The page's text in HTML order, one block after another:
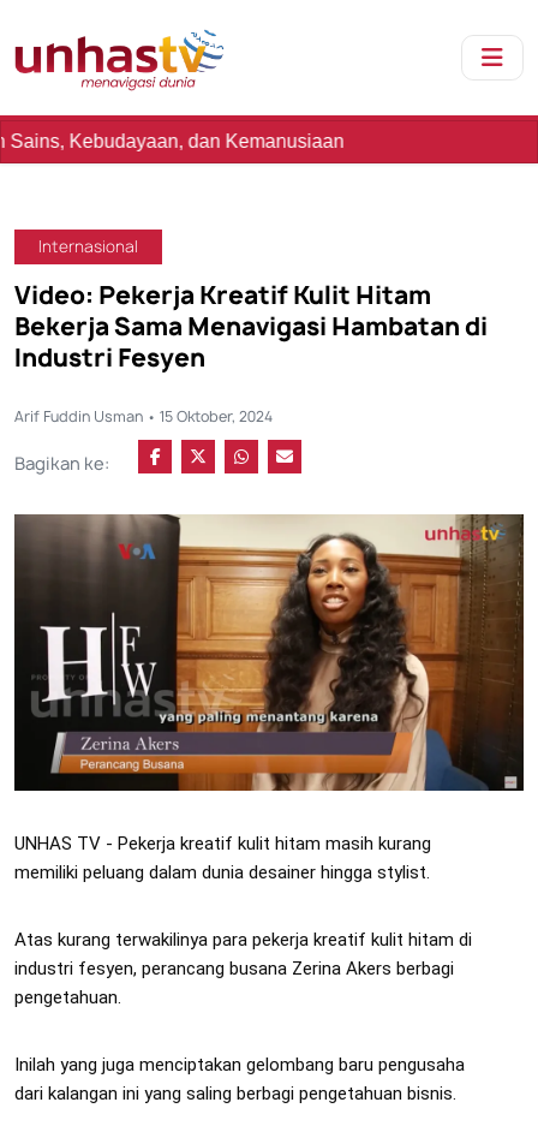
dan Kemanusiaan
Internasional
Video: Pekerja Kreatif Kulit Hitam
Bekerja Sama Menavigasi Hambatan di
Industri Fesyen
Arif Fuddin Usman • 15 Oktober, 2024
Bagikan ke:
UNHAS TV - Pekerja kreatif kulit hitam masih kurang
memiliki peluang dalam dunia desainer hingga stylist.
Atas kurang terwakilinya para pekerja kreatif kulit hitam di
industri fesyen, perancang busana Zerina Akers berbagi
pengetahuan.
Inilah yang juga menciptakan gelombang baru pengusaha
dari kalangan ini yang saling berbagi pengetahuan bisnis.